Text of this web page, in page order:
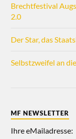
Brechtfestival
2.0
Der Star, das
Selbstzweifel an
MF NEWSLETTER
Ihre eMailadresse: